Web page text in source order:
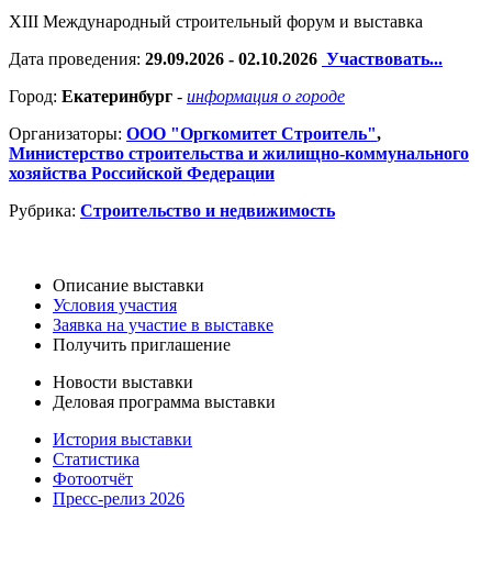
XIII Международный строительный форум и выставка
Дата проведения: 29.09.2026 - 02.10.2026 Участвовать...
Город: Екатеринбург - информация о городе
Организаторы: ООО "Оргкомитет Строитель",
Министерство строительства и жилищно-коммунального
хозяйства Российской Федерации
Рубрика: Строительство и недвижимость
Описание выставки
Условия участия
Заявка на участие в выставке
Получить приглашение
Новости выставки
Деловая программа выставки
История выставки
Статистика
Фотоотчёт
Пресс-релиз 2026